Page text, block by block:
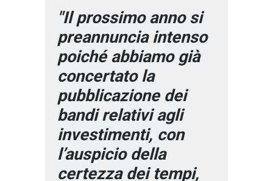
"Il prossimo anno si
preannuncia intenso
poiché abbiamo già
concertato la
pubblicazione dei
bandi relativi agli
investimenti, con
l’auspicio della
certezza dei tempi,